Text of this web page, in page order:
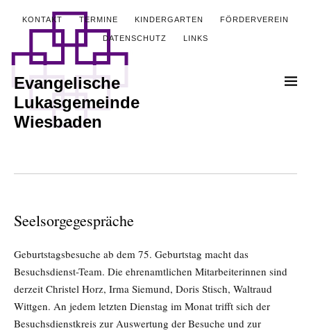
KONTAKT TERMINE KINDERGARTEN FÖRDERVEREIN
DATENSCHUTZ LINKS
Evangelische
Lukasgemeinde
Wiesbaden
Seelsorgegespräche
Geburtstagsbesuche ab dem 75. Geburtstag macht das
Besuchsdienst-Team. Die ehrenamtlichen Mitarbeiterinnen sind
derzeit Christel Horz, Irma Siemund, Doris Stisch, Waltraud
Wittgen. An jedem letzten Dienstag im Monat trifft sich der
Besuchsdienstkreis zur Auswertung der Besuche und zur